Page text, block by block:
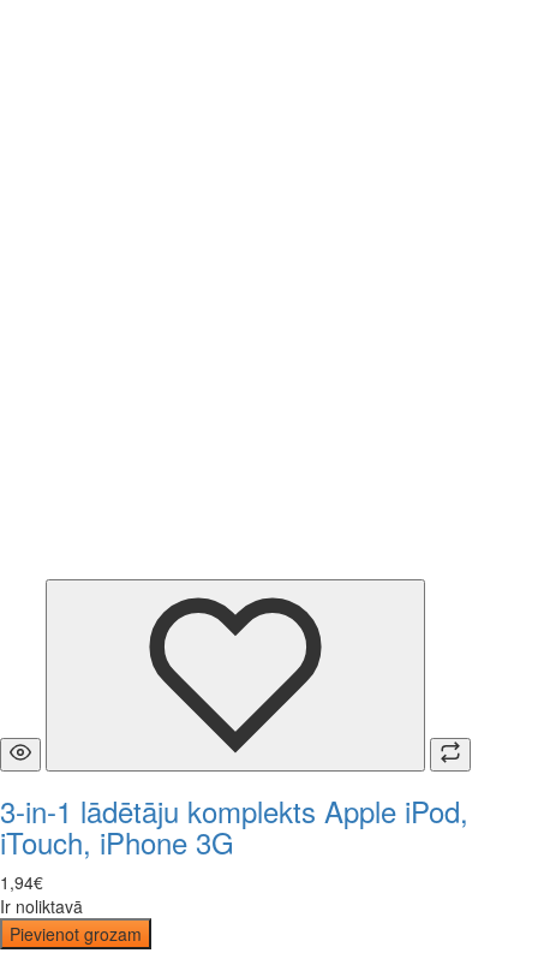
3-in-1 lādētāju komplekts Apple iPod,
iTouch, iPhone 3G
1 ,94€
Ir noliktavā
Pievienot grozam